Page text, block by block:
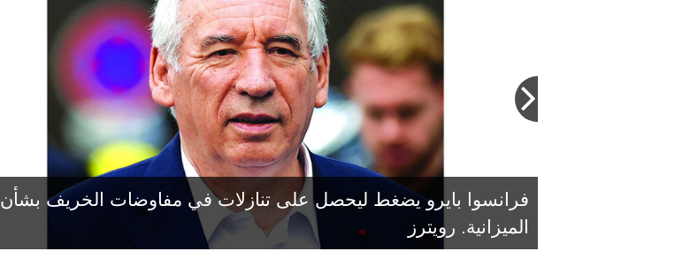
فرانسوا بايرو يضغط ليحصل على تنازلات في مفاوضات الخريف بشأن
الميزانية. رويترز
لا تمتلك أي كتلة حزبية الأغلبية في البرلمان الفرنسي. أرشيفية